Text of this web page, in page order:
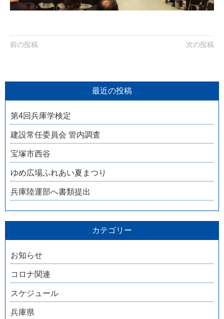
前の投稿 次の投稿
最近の投稿
第4回兵庫学検定
建設常任委員会 管内調査
宝塚市西谷
ゆめ広場ふれあい夏まつり
兵庫陸運部へ書類提出
カテゴリー
お知らせ
コロナ関連
スケジュール
兵庫県